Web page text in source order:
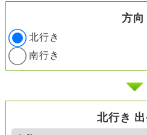
方向
北行き
南行き
北行き